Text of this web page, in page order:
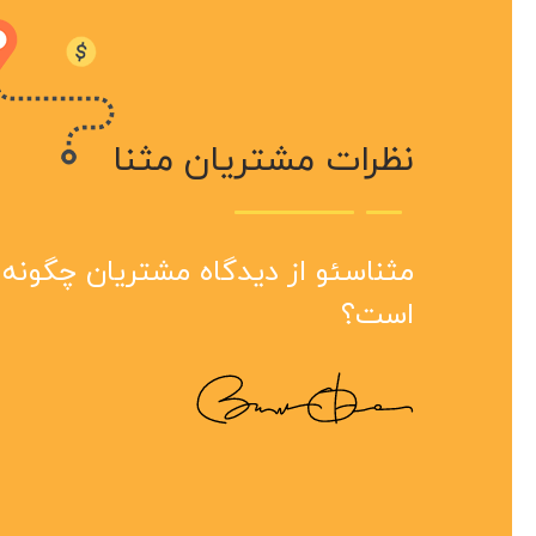
نظرات مشتریان مثنا
مثناسئو از دیدگاه مشتریان چگونه
است؟